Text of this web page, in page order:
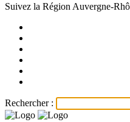
Suivez la Région Auvergne-
Rechercher :